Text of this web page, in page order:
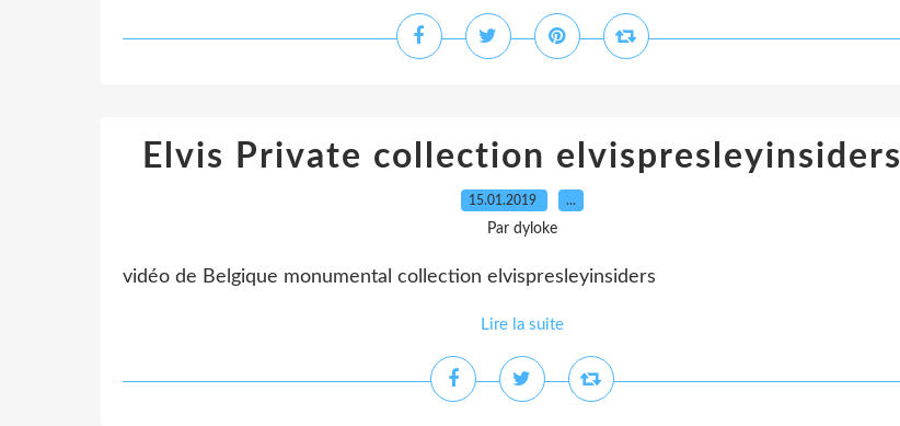
Elvis Private collection elvispresleyinsiders
15.01.2019 …
Par dyloke
vidéo de Belgique monumental collection elvispresleyinsiders
Lire la suite